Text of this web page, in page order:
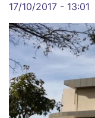
17/10/2017 - 13:01